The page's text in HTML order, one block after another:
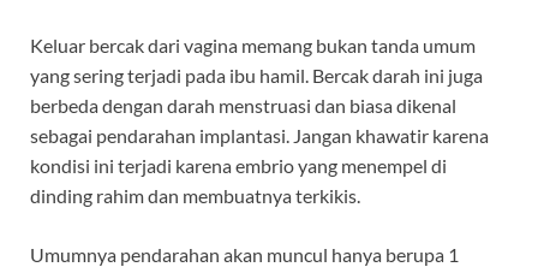
Keluar bercak dari vagina memang bukan tanda umum
yang sering terjadi pada ibu hamil. Bercak darah ini juga
berbeda dengan darah menstruasi dan biasa dikenal
sebagai pendarahan implantasi. Jangan khawatir karena
kondisi ini terjadi karena embrio yang menempel di
dinding rahim dan membuatnya terkikis.
Umumnya pendarahan akan muncul hanya berupa 1